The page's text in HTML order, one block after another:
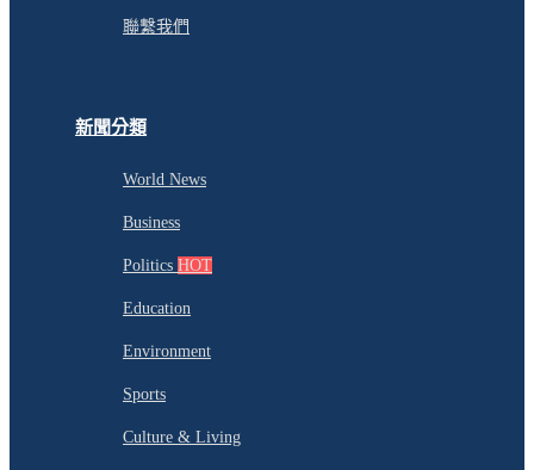
聯繫我們
新聞分類
World News
Business
Politics HOT
Education
Environment
Sports
Culture & Living